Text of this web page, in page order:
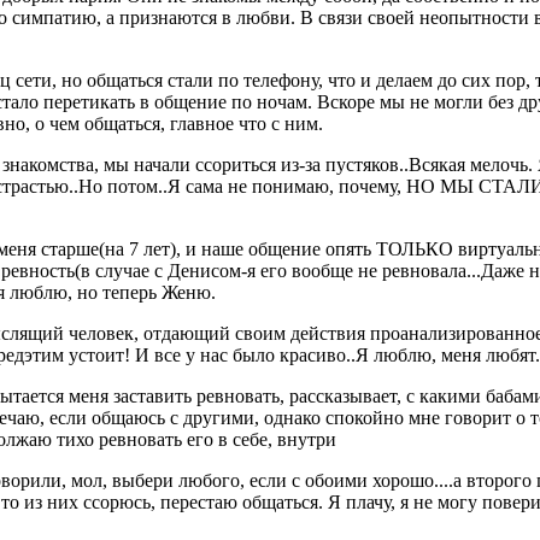
а признаются в любви. В связи своей
но общаться стали по телефону, что и делаем до сих
перетикать в общение по ночам. Вскоре мы не могли без
о чем общаться, главное что с ним.
мы начали ссориться из-за пустяков..Всякая
страстью..Но потом..Я сама не понимаю, почему, НО
старше(на 7 лет), и наше общение опять ТОЛЬКО
случае с Денисом-я его вообще не ревновала...Даже
люблю, но теперь Женю.
человек, отдающий своим действия
устоит! И все у нас было красиво..Я люблю, меня
меня заставить ревновать, рассказывает, с какими
если общаюсь с другими, однако спокойно мне говорит
тихо ревновать его в себе, внутри
мол, выбери любого, если с обоими хорошо....а
из них ссорюсь, перестаю общаться. Я плачу, я не могу